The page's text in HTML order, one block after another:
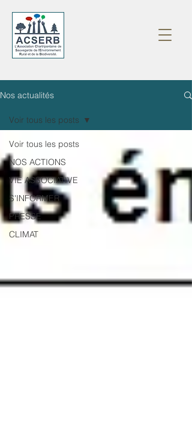
Nos actualités
Voir tous les posts
NOS ACTIONS
VIE ASSOCIATIVE
S'INFORMER
PRESSE
CLIMAT
Voir tous les posts